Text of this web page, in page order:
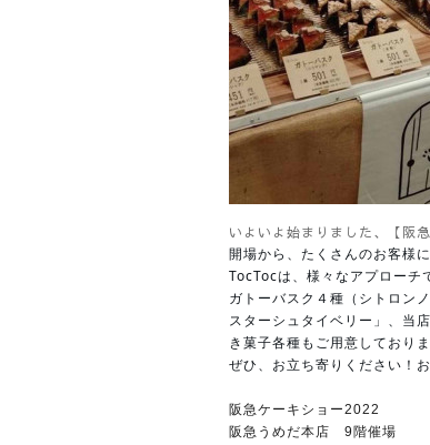
いよいよ始まりました、【阪
開場から、たくさんのお客様
TocTocは、様々なアプローチ
ガトーバスク４種（シトロン
スターシュタイベリー」、当
き菓子各種もご用意しておりま
ぜひ、お立ち寄りください！
阪急ケーキショー2022
阪急うめだ本店 9階催場